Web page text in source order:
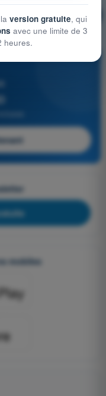
question
mobiles
version gratuite, qui
avec une limite de 3
heures.